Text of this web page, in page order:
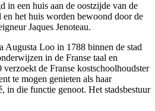
in een huis aan de oostzijde van de
het huis worden bewoond door de
Jaques Jenoteau.
Augusta Loo in 1788 binnen de stad
in de Franse taal en
de Franse kostschoolhoudster
te mogen genieten als haar
in die functie genoot. Het stadsbestuur